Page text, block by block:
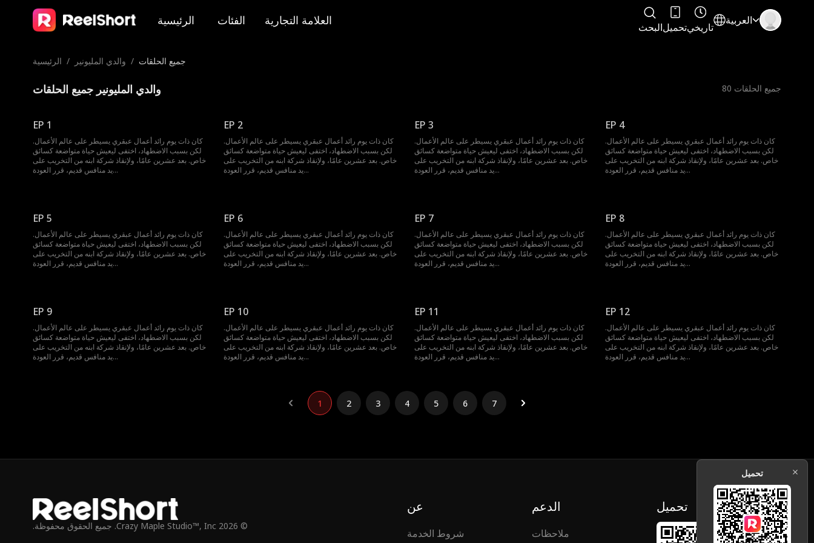
الرئيسية الفئات العلامة التجارية البحثتحميلتاريخي
العربية
الرئيسية / والدي المليونير / جميع الحلقات
والدي المليونير جميع الحلقات 80 جميع الحلقات
EP 1
كان ذات يوم رائد أعمال عبقري يسيطر على عالم الأعمال.
لكن بسبب الاضطهاد، اختفى ليعيش حياة متواضعة كسائق
خاص. بعد عشرين عامًا، ولإنقاذ شركة ابنه من التخريب على
يد منافس قديم، قرر العودة...
EP 2
كان ذات يوم رائد أعمال عبقري يسيطر على عالم الأعمال.
لكن بسبب الاضطهاد، اختفى ليعيش حياة متواضعة كسائق
خاص. بعد عشرين عامًا، ولإنقاذ شركة ابنه من التخريب على
يد منافس قديم، قرر العودة...
EP 3
كان ذات يوم رائد أعمال عبقري يسيطر على عالم الأعمال.
لكن بسبب الاضطهاد، اختفى ليعيش حياة متواضعة كسائق
خاص. بعد عشرين عامًا، ولإنقاذ شركة ابنه من التخريب على
يد منافس قديم، قرر العودة...
EP 4
كان ذات يوم رائد أعمال عبقري يسيطر على عالم الأعمال.
لكن بسبب الاضطهاد، اختفى ليعيش حياة متواضعة كسائق
خاص. بعد عشرين عامًا، ولإنقاذ شركة ابنه من التخريب على
يد منافس قديم، قرر العودة...
EP 5
كان ذات يوم رائد أعمال عبقري يسيطر على عالم الأعمال.
لكن بسبب الاضطهاد، اختفى ليعيش حياة متواضعة كسائق
خاص. بعد عشرين عامًا، ولإنقاذ شركة ابنه من التخريب على
يد منافس قديم، قرر العودة...
EP 6
كان ذات يوم رائد أعمال عبقري يسيطر على عالم الأعمال.
لكن بسبب الاضطهاد، اختفى ليعيش حياة متواضعة كسائق
خاص. بعد عشرين عامًا، ولإنقاذ شركة ابنه من التخريب على
يد منافس قديم، قرر العودة...
EP 7
كان ذات يوم رائد أعمال عبقري يسيطر على عالم الأعمال.
لكن بسبب الاضطهاد، اختفى ليعيش حياة متواضعة كسائق
خاص. بعد عشرين عامًا، ولإنقاذ شركة ابنه من التخريب على
يد منافس قديم، قرر العودة...
EP 8
كان ذات يوم رائد أعمال عبقري يسيطر على عالم الأعمال.
لكن بسبب الاضطهاد، اختفى ليعيش حياة متواضعة كسائق
خاص. بعد عشرين عامًا، ولإنقاذ شركة ابنه من التخريب على
يد منافس قديم، قرر العودة...
EP 9
كان ذات يوم رائد أعمال عبقري يسيطر على عالم الأعمال.
لكن بسبب الاضطهاد، اختفى ليعيش حياة متواضعة كسائق
خاص. بعد عشرين عامًا، ولإنقاذ شركة ابنه من التخريب على
يد منافس قديم، قرر العودة...
EP 10
كان ذات يوم رائد أعمال عبقري يسيطر على عالم الأعمال.
لكن بسبب الاضطهاد، اختفى ليعيش حياة متواضعة كسائق
خاص. بعد عشرين عامًا، ولإنقاذ شركة ابنه من التخريب على
يد منافس قديم، قرر العودة...
EP 11
كان ذات يوم رائد أعمال عبقري يسيطر على عالم الأعمال.
لكن بسبب الاضطهاد، اختفى ليعيش حياة متواضعة كسائق
خاص. بعد عشرين عامًا، ولإنقاذ شركة ابنه من التخريب على
يد منافس قديم، قرر العودة...
EP 12
كان ذات يوم رائد أعمال عبقري يسيطر على عالم الأعمال.
لكن بسبب الاضطهاد، اختفى ليعيش حياة متواضعة كسائق
خاص. بعد عشرين عامًا، ولإنقاذ شركة ابنه من التخريب على
يد منافس قديم، قرر العودة...
1 2 3 4 5 6 7
© 2026 Crazy Maple Studio™, Inc. جميع الحقوق محفوظة.
عن
شروط الخدمة
الدعم
ملاحظات
تحميل
تحميل